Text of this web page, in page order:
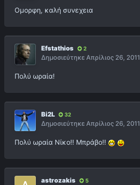
Ομορφη, καλή συνεχεια
Efstathios 2
ΔημοσιεύτηκεΑπρίλιος 26, 2011
Πολύ ωραία!
Bi2L 32
ΔημοσιεύτηκεΑπρίλιος 26, 2011
Πολύ ωραία Νίκο!! Μπράβο!!
astrozakis 5